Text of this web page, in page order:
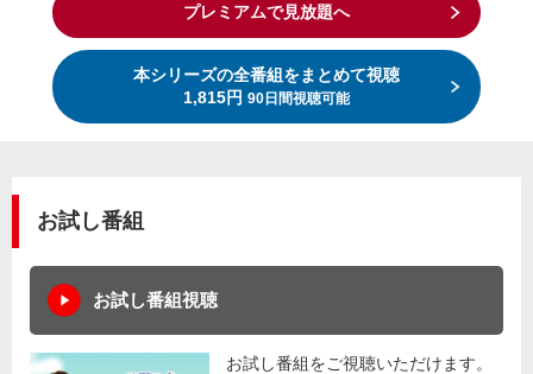
プレミアムで見放題へ
本シリーズの全番組をまとめて視聴
1,815円 90日間視聴可能
お試し番組
お試し番組視聴
お試し番組をご視聴いただけます。